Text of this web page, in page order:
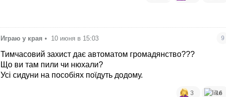
Играю у края • 10 июня в 15:03 9
Тимчасовий захист дає автоматом громадянство???
Що ви там пили чи нюхали?
Усі сидуни на пособіях поїдуть додому.
3 16